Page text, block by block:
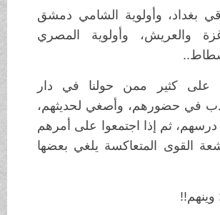
بغداد، وأولوية الشامي دمشق
والعريش، وأولوية المصري
كثير ممن حولنا في دار
في حضورهم، وأصغي لحديثهم،
ثم إذا اجتمعوا على أمرهم
القوى المتعاكسة يلغي بعضها